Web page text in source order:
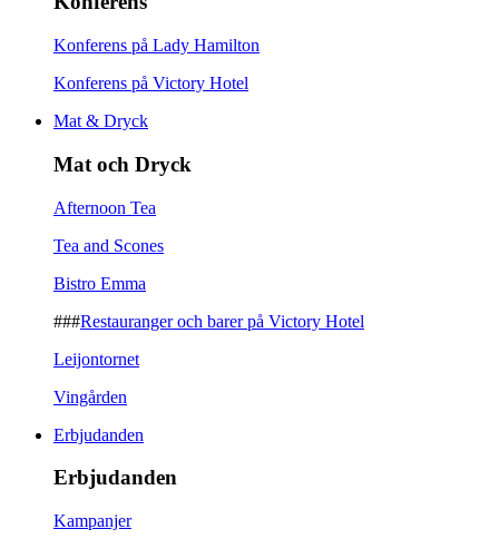
Konferens på Lady Hamilton
Konferens på Victory Hotel
Mat & Dryck
Mat och Dryck
Afternoon Tea
Tea and Scones
Bistro Emma
###Restauranger och barer på Victory Hotel
Leijontornet
Vingården
Erbjudanden
Erbjudanden
Kampanjer